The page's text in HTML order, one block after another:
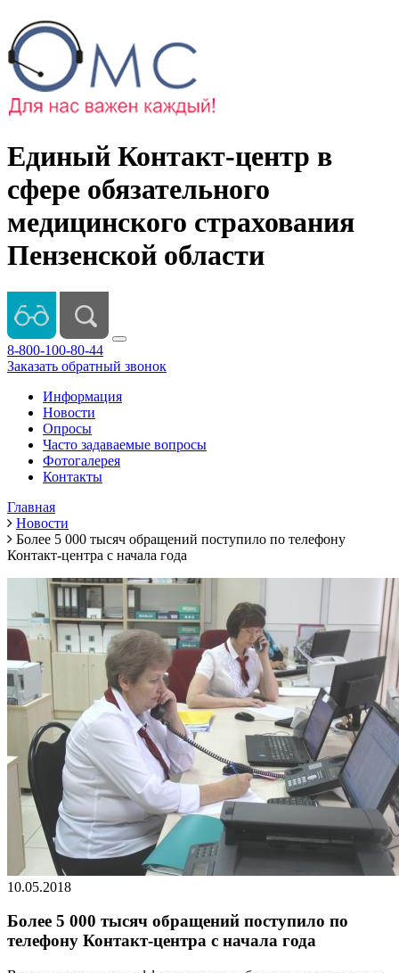
Единый Контакт-центр в
сфере обязательного
медицинского страхования
Пензенской области
8-800-100-80-44
Заказать обратный звонок
Информация
Новости
Опросы
Часто задаваемые вопросы
Фотогалерея
Контакты
Главная
Новости
Более 5 000 тысяч обращений поступило по телефону
Контакт-центра с начала года
10.05.2018
Более 5 000 тысяч обращений поступило по
телефону Контакт-центра с начала года